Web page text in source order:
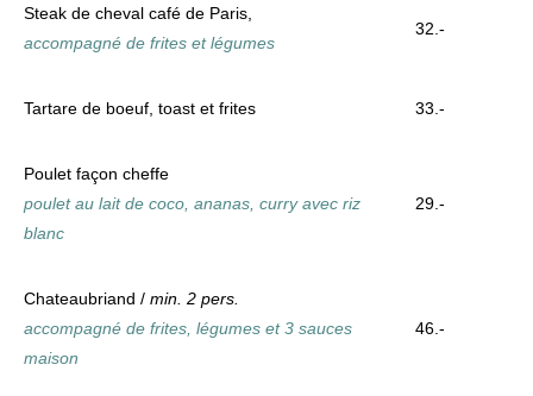
Steak de cheval café de Paris,
accompagné de frites et légumes
32.-
Tartare de boeuf, toast et frites 33.-
Poulet façon cheffe
poulet au lait de coco, ananas, curry avec riz
blanc
29.-
Chateaubriand / min. 2 pers.
accompagné de frites, légumes et 3 sauces
maison
46.-